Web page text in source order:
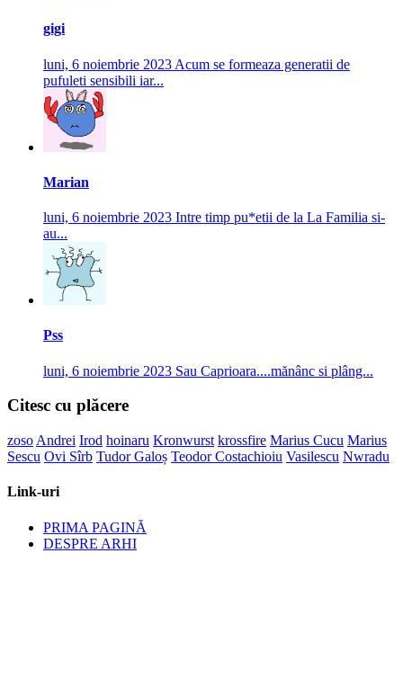
gigi
luni, 6 noiembrie 2023 Acum se formeaza generatii de
pufuleti sensibili iar...
Marian
luni, 6 noiembrie 2023 Intre timp pu*etii de la La Familia si-
au...
Pss
luni, 6 noiembrie 2023 Sau Caprioara....mănânc si plâng...
Citesc cu plăcere
zoso Andrei Irod hoinaru Kronwurst krossfire Marius Cucu Marius
Sescu Ovi Sîrb Tudor Galoș Teodor Costachioiu Vasilescu Nwradu
Link-uri
PRIMA PAGINĂ
DESPRE ARHI